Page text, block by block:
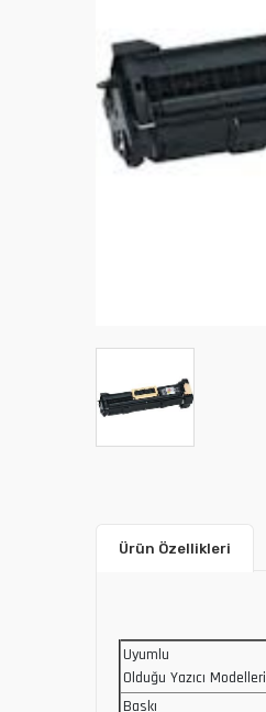
Ürün Özellikleri
Uyumlu
Olduğu Yazıcı Modelleri
Baskı